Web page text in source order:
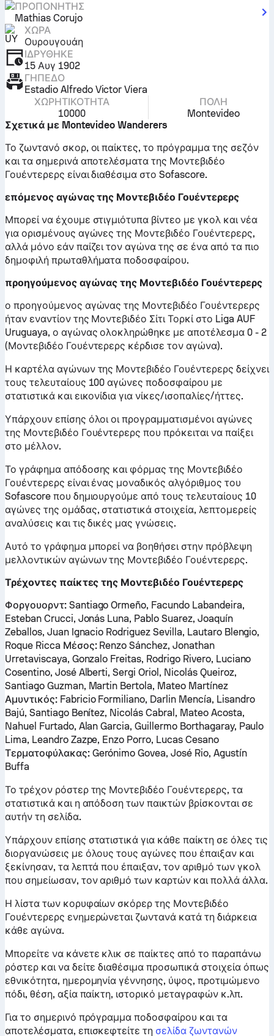
ΠΡΟΠΟΝΗΤΉΣ
Mathias Corujo
ΧΏΡΑ
Ουρουγουάη
ΙΔΡΎΘΗΚΕ
15 Αυγ 1902
ΓΉΠΕΔΟ
Estadio Alfredo Victor Viera
ΧΩΡΗΤΙΚΌΤΗΤΑ
10000
ΠΌΛΗ
Montevideo
Σχετικά με Montevideo Wanderers
Το ζωντανό σκορ, οι παίκτες, το πρόγραμμα της σεζόν
και τα σημερινά αποτελέσματα της Μοντεβιδέο
Γουέντερερς είναι διαθέσιμα στο Sofascore.
επόμενος αγώνας της Μοντεβιδέο Γουέντερερς
Μπορεί να έχουμε στιγμιότυπα βίντεο με γκολ και νέα
για ορισμένους αγώνες της Μοντεβιδέο Γουέντερερς,
αλλά μόνο εάν παίζει τον αγώνα της σε ένα από τα πιο
δημοφιλή πρωταθλήματα ποδοσφαίρου.
προηγούμενος αγώνας της Μοντεβιδέο Γουέντερερς
ο προηγούμενος αγώνας της Μοντεβιδέο Γουέντερερς
ήταν εναντίον της Μοντεβιδέο Σίτι Τορκί στο Liga AUF
Uruguaya, ο αγώνας ολοκληρώθηκε με αποτέλεσμα 0 - 2
(Μοντεβιδέο Γουέντερερς κέρδισε τον αγώνα).
Η καρτέλα αγώνων της Μοντεβιδέο Γουέντερερς δείχνει
τους τελευταίους 100 αγώνες ποδοσφαίρου με
στατιστικά και εικονίδια για νίκες/ισοπαλίες/ήττες.
Υπάρχουν επίσης όλοι οι προγραμματισμένοι αγώνες
της Μοντεβιδέο Γουέντερερς που πρόκειται να παίξει
στο μέλλον.
Το γράφημα απόδοσης και φόρμας της Μοντεβιδέο
Γουέντερερς είναι ένας μοναδικός αλγόριθμος του
Sofascore που δημιουργούμε από τους τελευταίους 10
αγώνες της ομάδας, στατιστικά στοιχεία, λεπτομερείς
αναλύσεις και τις δικές μας γνώσεις.
Αυτό το γράφημα μπορεί να βοηθήσει στην πρόβλεψη
μελλοντικών αγώνων της Μοντεβιδέο Γουέντερερς.
Τρέχοντες παίκτες της Μοντεβιδέο Γουέντερερς
Φοργουορντ:Santiago Ormeño, Facundo Labandeira,
Esteban Crucci, Jonás Luna, Pablo Suarez, Joaquín
Zeballos, Juan Ignacio Rodriguez Sevilla, Lautaro Blengio,
Roque Ricca Μέσος:Renzo Sánchez, Jonathan
Urretaviscaya, Gonzalo Freitas, Rodrigo Rivero, Luciano
Cosentino, José Alberti, Sergi Oriol, Nicolás Queiroz,
Santiago Guzman, Martin Bertola, Mateo Martínez
Αμυντικός:Fabricio Formiliano, Darlin Mencía, Lisandro
Bajú, Santiago Benítez, Nicolás Cabral, Mateo Acosta,
Nahuel Furtado, Alan Garcia, Guillermo Borthagaray, Paulo
Lima, Leandro Zazpe, Enzo Porro, Lucas Cesano
Τερματοφύλακας:Gerónimo Govea, José Rio, Agustín
Buffa
Το τρέχον ρόστερ της Μοντεβιδέο Γουέντερερς, τα
στατιστικά και η απόδοση των παικτών βρίσκονται σε
αυτήν τη σελίδα.
Υπάρχουν επίσης στατιστικά για κάθε παίκτη σε όλες τις
διοργανώσεις με όλους τους αγώνες που έπαιξαν και
ξεκίνησαν, τα λεπτά που έπαιξαν, τον αριθμό των γκολ
που σημείωσαν, τον αριθμό των καρτών και πολλά άλλα.
Η λίστα των κορυφαίων σκόρερ της Μοντεβιδέο
Γουέντερερς ενημερώνεται ζωντανά κατά τη διάρκεια
κάθε αγώνα.
Μπορείτε να κάνετε κλικ σε παίκτες από το παραπάνω
ρόστερ και να δείτε διαθέσιμα προσωπικά στοιχεία όπως
εθνικότητα, ημερομηνία γέννησης, ύψος, προτιμώμενο
πόδι, θέση, αξία παίκτη, ιστορικό μεταγραφών κ.λπ.
Για το σημερινό πρόγραμμα ποδοσφαίρου και τα
αποτελέσματα, επισκεφτείτε τη σελίδα ζωντανών